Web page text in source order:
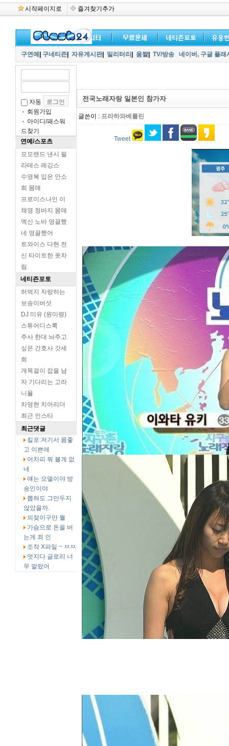
시작페이지로 즐겨찾기추가
구연예 구네티즌 자유게시판| 밀리터리 움짤| TV/방송 네이버, 구글 플
자동
회원가입
아이디/패스워
드찾기
연예/스포츠
모모랜드 낸시 필
라테스 레깅스
수영복 입은 안소
희 몸매
프로미스나인 이
채영 청바지 몸매
엑신 노바 영끌했
네 영끌했어
트와이스 다현 전
신 타이트한 옷차
림
네티즌포토
허벅지 자랑하는
보송이버섯
DJ 미유 (원미령)
스튜어디스룩
주사 한대 놔주고
싶은 간호사 갓세
희
개목걸이 잡을 남
자 기다리는 고라
니율
차영현 치어리더
최근 인스타
최근댓글
킬포:저기서 몸좋
고 이쁜애
어차피 뭐 볼게 없
네
얘는 모델이야 방
송인이야
뽑혀도 그만두지
않았을까.
의젖이구만 뭘
가슴으로 돈을 버
는게 죄 인
조작 X파일 ~ ㅉㅉ
멋지다 글로리 너
무 말랐어
전국노래자랑 일본인 참가자
글쓴이 : 프라하와베를린
Tweet